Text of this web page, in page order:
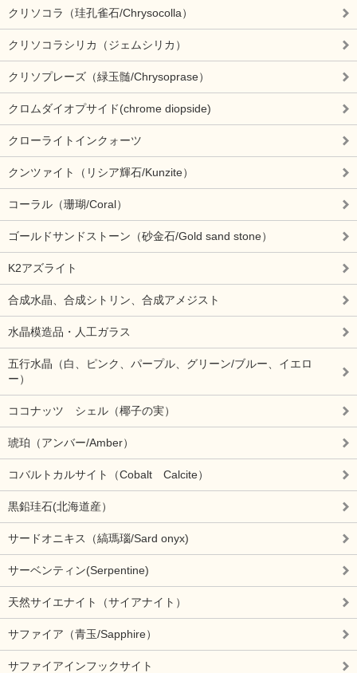
クリソコラ（珪孔雀石/Chrysocolla）
クリソコラシリカ（ジェムシリカ）
クリソプレーズ（緑玉髄/Chrysoprase）
クロムダイオプサイド(chrome diopside)
クローライトインクォーツ
クンツァイト（リシア輝石/Kunzite）
コーラル（珊瑚/Coral）
ゴールドサンドストーン（砂金石/Gold sand stone）
K2アズライト
合成水晶、合成シトリン、合成アメジスト
水晶模造品・人工ガラス
五行水晶（白、ピンク、パープル、グリーン/ブルー、イエロ
ー）
ココナッツ シェル（椰子の実）
琥珀（アンバー/Amber）
コバルトカルサイト（Cobalt Calcite）
黒鉛珪石(北海道産）
サードオニキス（縞瑪瑙/Sard onyx)
サーベンティン(Serpentine)
天然サイエナイト（サイアナイト）
サファイア（青玉/Sapphire）
サファイアインフックサイト